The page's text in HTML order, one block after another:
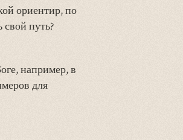
ориентир, по
путь?
например, в
для